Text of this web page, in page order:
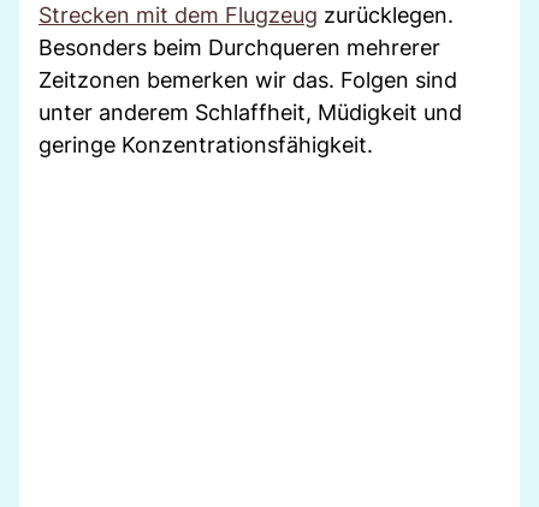
Strecken mit dem Flugzeug zurücklegen.
Besonders beim Durchqueren mehrerer
Zeitzonen bemerken wir das. Folgen sind
unter anderem Schlaffheit, Müdigkeit und
geringe Konzentrationsfähigkeit.